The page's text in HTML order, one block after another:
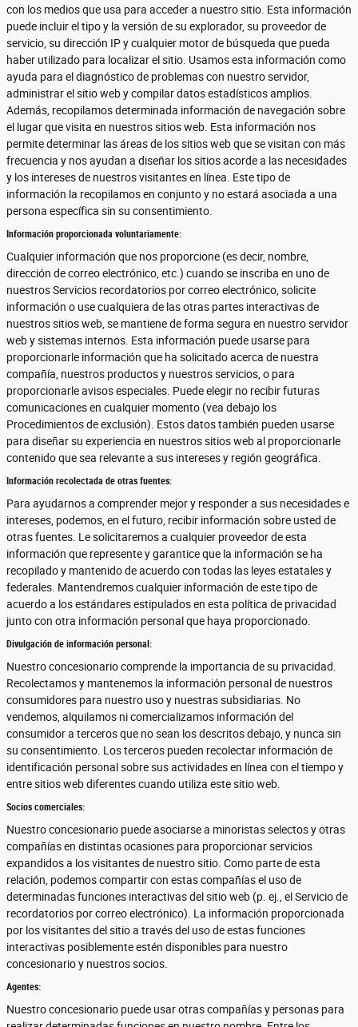
con los medios que usa para acceder a nuestro sitio. Esta información
puede incluir el tipo y la versión de su explorador, su proveedor de
servicio, su dirección IP y cualquier motor de búsqueda que pueda
haber utilizado para localizar el sitio. Usamos esta información como
ayuda para el diagnóstico de problemas con nuestro servidor,
administrar el sitio web y compilar datos estadísticos amplios.
Además, recopilamos determinada información de navegación sobre
el lugar que visita en nuestros sitios web. Esta información nos
permite determinar las áreas de los sitios web que se visitan con más
frecuencia y nos ayudan a diseñar los sitios acorde a las necesidades
y los intereses de nuestros visitantes en línea. Este tipo de
información la recopilamos en conjunto y no estará asociada a una
persona específica sin su consentimiento.
Información proporcionada voluntariamente:
Cualquier información que nos proporcione (es decir, nombre,
dirección de correo electrónico, etc.) cuando se inscriba en uno de
nuestros Servicios recordatorios por correo electrónico, solicite
información o use cualquiera de las otras partes interactivas de
nuestros sitios web, se mantiene de forma segura en nuestro servidor
web y sistemas internos. Esta información puede usarse para
proporcionarle información que ha solicitado acerca de nuestra
compañía, nuestros productos y nuestros servicios, o para
proporcionarle avisos especiales. Puede elegir no recibir futuras
comunicaciones en cualquier momento (vea debajo los
Procedimientos de exclusión). Estos datos también pueden usarse
para diseñar su experiencia en nuestros sitios web al proporcionarle
contenido que sea relevante a sus intereses y región geográfica.
Información recolectada de otras fuentes:
Para ayudarnos a comprender mejor y responder a sus necesidades e
intereses, podemos, en el futuro, recibir información sobre usted de
otras fuentes. Le solicitaremos a cualquier proveedor de esta
información que represente y garantice que la información se ha
recopilado y mantenido de acuerdo con todas las leyes estatales y
federales. Mantendremos cualquier información de este tipo de
acuerdo a los estándares estipulados en esta política de privacidad
junto con otra información personal que haya proporcionado.
Divulgación de información personal:
Nuestro concesionario comprende la importancia de su privacidad.
Recolectamos y mantenemos la información personal de nuestros
consumidores para nuestro uso y nuestras subsidiarias. No
vendemos, alquilamos ni comercializamos información del
consumidor a terceros que no sean los descritos debajo, y nunca sin
su consentimiento. Los terceros pueden recolectar información de
identificación personal sobre sus actividades en línea con el tiempo y
entre sitios web diferentes cuando utiliza este sitio web.
Socios comerciales:
Nuestro concesionario puede asociarse a minoristas selectos y otras
compañías en distintas ocasiones para proporcionar servicios
expandidos a los visitantes de nuestro sitio. Como parte de esta
relación, podemos compartir con estas compañías el uso de
determinadas funciones interactivas del sitio web (p. ej., el Servicio de
recordatorios por correo electrónico). La información proporcionada
por los visitantes del sitio a través del uso de estas funciones
interactivas posiblemente estén disponibles para nuestro
concesionario y nuestros socios.
Agentes:
Nuestro concesionario puede usar otras compañías y personas para